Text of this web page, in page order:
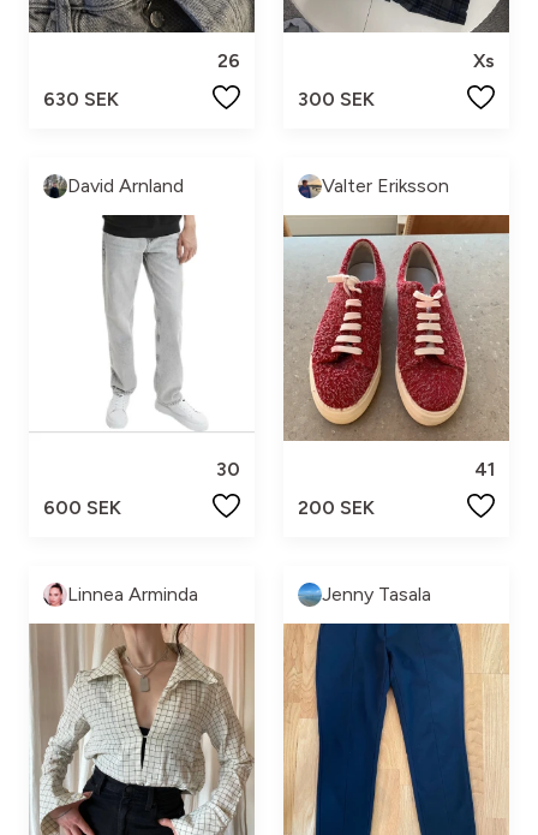
26
630 SEK
Xs
300 SEK
David Arnland
30
600 SEK
Valter Eriksson
41
200 SEK
Linnea Arminda Jenny Tasala